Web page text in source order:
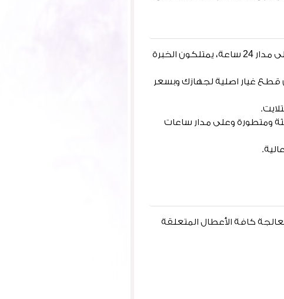
لدينا خدمات كثيرة وعديدة، وطاقم عمل من المحترفين لخدمتكم في تصليح ستلايت على مدار 24 ساعة، يمتلكون الخبرة
قطع غيار اصلية لجهازك وبسعر
ومتطورة وعلى مدار ساعات
كافة الأعطال المتعلقة